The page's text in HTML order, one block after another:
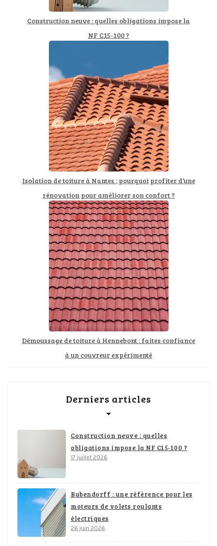
Construction neuve : quelles obligations impose la
NF C15-100 ?
Isolation de toiture à Nantes : pourquoi profiter d’une
rénovation pour améliorer son confort ?
Démoussage de toiture à Hennebont : faites confiance
à un couvreur expérimenté
Derniers articles
Construction neuve : quelles
obligations impose la NF C15-100 ?
17 juillet 2026
Bubendorff : une référence pour les
moteurs de volets roulants
électriques
26 juin 2026